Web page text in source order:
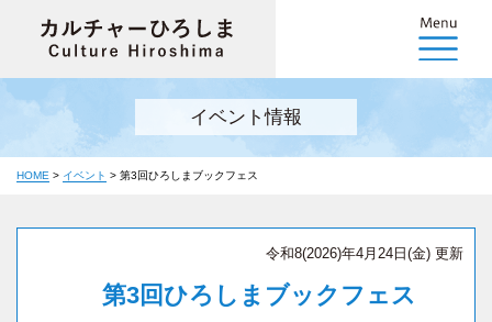
イベント情報
HOME > イベント > 第3回ひろしまブックフェス
令和8(2026)年4月24日(金) 更新
第3回ひろしまブックフェス